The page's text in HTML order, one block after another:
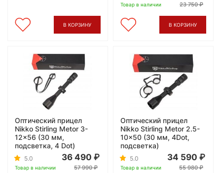
В КОРЗИНУ
Товар в наличии 23 750
В КОРЗИНУ
Оптический прицел
Nikko Stirling Metor 3-
12x56 (30 мм,
подсветка, 4 Dot)
5.0
Товар в наличии
36 490
57 990
Оптический прицел
Nikko Stirling Metor 2.5-
10x50 (30 мм, 4Dot,
подсветка)
5.0
Товар в наличии
34 590
55 980